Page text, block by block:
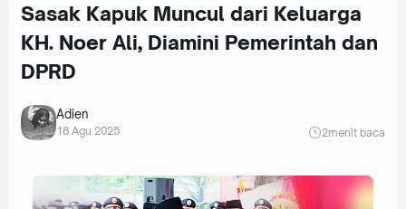
Sasak Kapuk Muncul dari Keluarga
KH. Noer Ali, Diamini Pemerintah dan
DPRD
Adien
18 Agu 2025 2menit baca